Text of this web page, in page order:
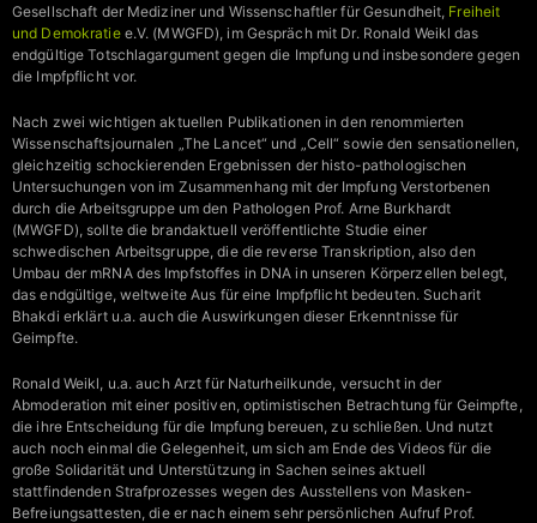
Gesellschaft der Mediziner und Wissenschaftler für Gesundheit, Freiheit
und Demokratiee.V. (MWGFD), im Gespräch mit Dr. Ronald Weikl das
endgültige Totschlagargument gegen die Impfung und insbesondere gegen
die Impfpflicht vor.
Nach zwei wichtigen aktuellen Publikationen in den renommierten
Wissenschaftsjournalen „The Lancet“ und „Cell“ sowie den sensationellen,
gleichzeitig schockierenden Ergebnissen der histo-pathologischen
Untersuchungen von im Zusammenhang mit der Impfung Verstorbenen
durch die Arbeitsgruppe um den Pathologen Prof. Arne Burkhardt
(MWGFD), sollte die brandaktuell veröffentlichte Studie einer
schwedischen Arbeitsgruppe, die die reverse Transkription, also den
Umbau der mRNA des Impfstoffes in DNA in unseren Körperzellen belegt,
das endgültige, weltweite Aus für eine Impfpflicht bedeuten. Sucharit
Bhakdi erklärt u.a. auch die Auswirkungen dieser Erkenntnisse für
Geimpfte.
Ronald Weikl, u.a. auch Arzt für Naturheilkunde, versucht in der
Abmoderation mit einer positiven, optimistischen Betrachtung für Geimpfte,
die ihre Entscheidung für die Impfung bereuen, zu schließen. Und nutzt
auch noch einmal die Gelegenheit, um sich am Ende des Videos für die
große Solidarität und Unterstützung in Sachen seines aktuell
stattfindenden Strafprozesses wegen des Ausstellens von Masken-
Befreiungsattesten, die er nach einem sehr persönlichen Aufruf Prof.